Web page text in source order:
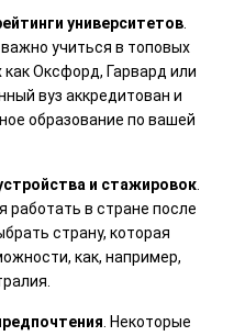
университетов.
учиться в топовых
как Оксфорд, Гарвард или
вуз аккредитован и
образование по вашей
и стажировок.
работать в стране после
страну, которая
как, например,
. Некоторые